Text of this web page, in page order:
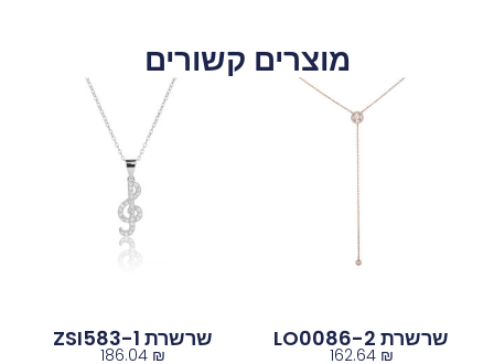
מוצרים קשורים
שרשרת LO0086-2
162.64 ₪
שרשרת ZSI583-1
186.04 ₪